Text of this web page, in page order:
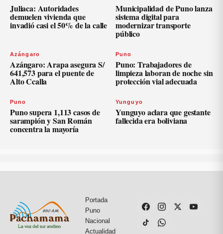
Juliaca: Autoridades
demuelen vivienda que
invadió casi el 50% de la calle
Municipalidad de Puno lanza
sistema digital para
modernizar transporte
público
Azángaro
Azángaro: Arapa asegura S/
641,573 para el puente de
Alto Ccalla
Puno
Puno: Trabajadores de
limpieza laboran de noche sin
protección vial adecuada
Puno
Puno supera 1,113 casos de
sarampión y San Román
concentra la mayoría
Yunguyo
Yunguyo aclara que gestante
fallecida era boliviana
Portada
Puno
Nacional
Actualidad